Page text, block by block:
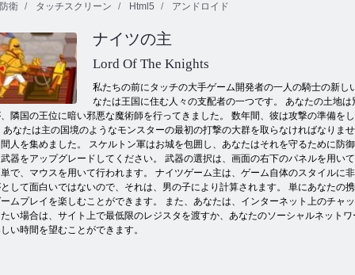
アスラアタック
防衛
タッチスクリーン Html5 アンドロイド
ナイツの主
Lord Of The Knights
私たちの前にタッチの大手ゲーム開発者の一人の騎士の新
なたは王国に住む人々の支配者の一つです。 あなたの土地
隣国の王位に暗い邪悪な魔術師を行ってきました。 数年間、彼は攻撃の準備
あなたは主の国境のようなモンスターの最初の打撃の大群を取らなければなり
人を集めました。 スケルトン軍はお城を包囲し、あなたはそれを守るために
武器をアップグレードしてください。 武器の選択は、画面の右下のパネルを用
で、マウスを用いて行われます。 ナイツゲーム主は、ゲーム自体のスタイル
して面白いではないので、それは、男の子により計算されます。 単にあなた
ムプレイを楽しむことができます。 また、あなたは、インターネット上のチ
い場合は、サイト上で最低限のレジスタを渡すか、あなたのソーシャルネット
い時間を望むことができます。